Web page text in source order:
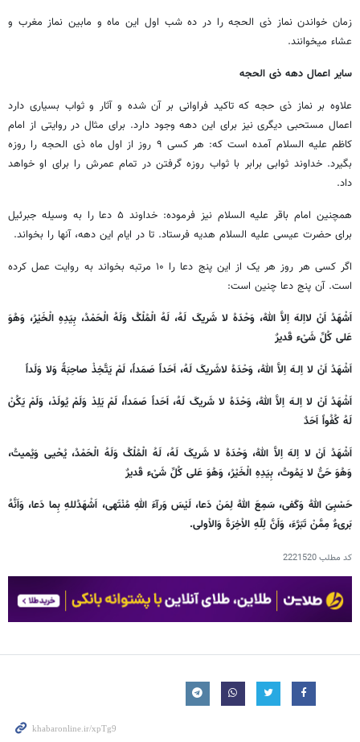
زمان خواندن نماز ذی الحجه را در ده شب اول این ماه و مابین نماز مغرب و
عشاء میخوانند.
سایر اعمال دهه ذی الحجه
علاوه بر نماز ذی حجه که تاکید فراوانی بر آن شده و آثار و ثواب بسیاری دارد
اعمال مستحبی دیگری نیز برای این دهه وجود دارد. برای مثال در روایتی از امام
کاظم علیه السلام آمده است که: هر کسی ۹ روز از اول ماه ذی الحجه را روزه
بگیرد. خداوند ثوابی برابر با ثواب روزه گرفتن در تمام عمرش را برای او خواهد
داد.
همچنین امام باقر علیه السلام نیز فرموده: خداوند ۵ دعا را به وسیله جبرئیل
برای حضرت عیسی علیه السلام هدیه فرستاد. تا در ایام این دهه، آنها را بخواند.
اگر کسی هر روز هر یک از این پنج دعا را ۱۰ مرتبه بخواند به روایت عمل کرده
است. آن پنج دعا چنین است:
اَشْهَدُ اَنْ لااِلهَ اِلاَّ اللهُ، وَحْدَهُ لا شَریکَ لَهُ، لَهُ الْمُلْکُ وَلَهُ الْحَمْدُ، بِیَدِهِ الْخَیْرُ، وَهُوَ
عَلی کُلِّ شَیْء قَدیرٌ
اَشْهَدُ اَنْ لا اِلـهَ اِلاَّ اللهُ، وَحْدَهُ لاشَریکَ لَهُ، اَحَداً صَمَداً، لَمْ یَتَّخِذْ صاحِبَةً وَلا وَلَداً
اَشْهَدُ اَنْ لا اِلـهَ اِلاَّ اللهُ، وَحْدَهُ لا شَریکَ لَهُ، اَحَداً صَمَداً، لَمْ یَلِدْ وَلَمْ یُولَدْ، وَلَمْ یَکُنْ
لَهُ کُفُواً اَحَدٌ
اَشْهَدُ اَنْ لا اِلهَ اِلاَّ اللهُ، وَحْدَهُ لا شَریکَ لَهُ، لَهُ الْمُلْکُ وَلَهُ الْحَمْدُ، یُحْیی وَیُمیتُ،
وَهُوَ حَیٌّ لا یَمُوتُ، بِیَدِهِ الْخَیْرُ، وَهُوَ عَلی کُلِّ شَیْء قَدیرٌ
حَسْبِیَ اللهُ وَکَفی، سَمِعَ اللهُ لِمَنْ دَعا، لَیْسَ وَرآءَ اللهِ مُنْتَهی، اَشْهَدُللهِ بِما دَعا، وَاَنَّهُ
بَریءٌ مِمَّنْ تَبَرَّءَ، وَاَنَّ لِلّهِ الاْخِرَةَ وَالاْولی.
کد مطلب2221520